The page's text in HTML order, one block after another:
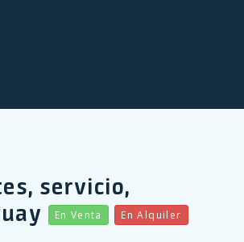
servicio,
En Venta En Alquiler